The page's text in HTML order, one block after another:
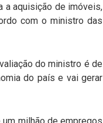
a aquisição de imóveis,
com o ministro das
do ministro é de
do país e vai gerar